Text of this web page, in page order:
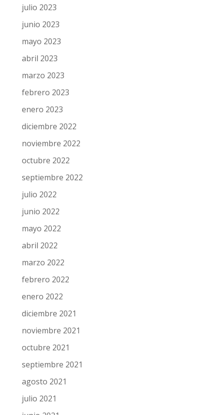
septiembre 2023
julio 2023
junio 2023
mayo 2023
abril 2023
marzo 2023
febrero 2023
enero 2023
diciembre 2022
noviembre 2022
octubre 2022
septiembre 2022
julio 2022
junio 2022
mayo 2022
abril 2022
marzo 2022
febrero 2022
enero 2022
diciembre 2021
noviembre 2021
octubre 2021
septiembre 2021
agosto 2021